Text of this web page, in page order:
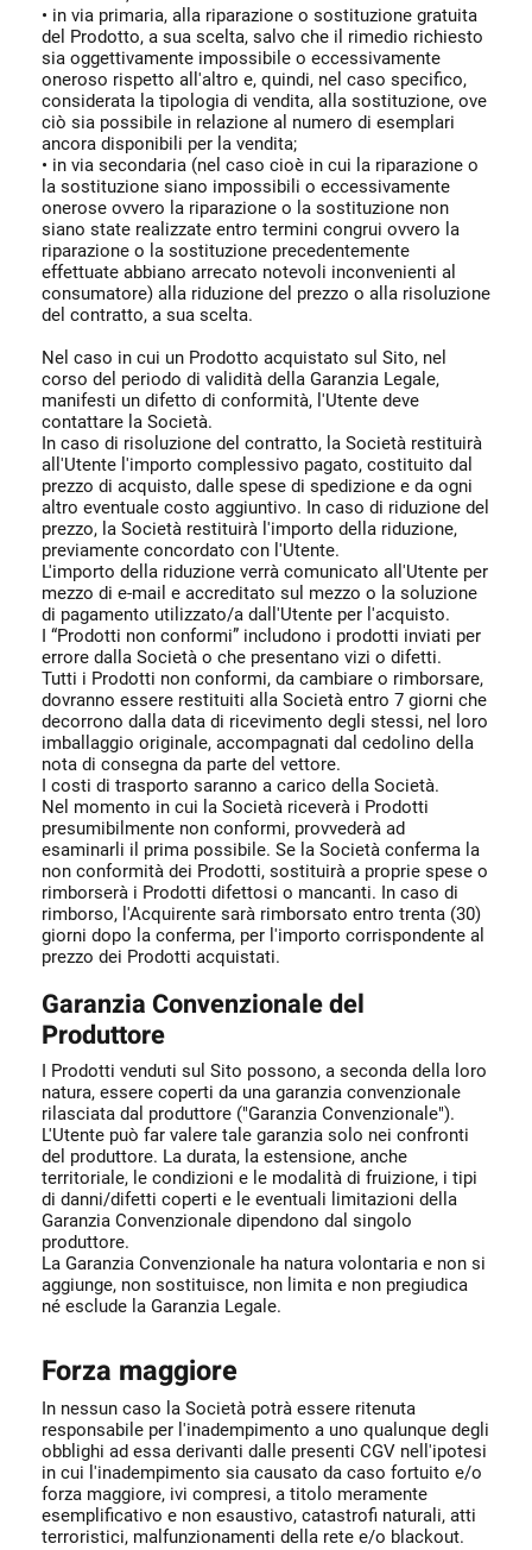
• in via primaria, alla riparazione o sostituzione gratuita
del Prodotto, a sua scelta, salvo che il rimedio richiesto
sia oggettivamente impossibile o eccessivamente
oneroso rispetto all'altro e, quindi, nel caso specifico,
considerata la tipologia di vendita, alla sostituzione, ove
ciò sia possibile in relazione al numero di esemplari
ancora disponibili per la vendita;
• in via secondaria (nel caso cioè in cui la riparazione o
la sostituzione siano impossibili o eccessivamente
onerose ovvero la riparazione o la sostituzione non
siano state realizzate entro termini congrui ovvero la
riparazione o la sostituzione precedentemente
effettuate abbiano arrecato notevoli inconvenienti al
consumatore) alla riduzione del prezzo o alla risoluzione
del contratto, a sua scelta.
Nel caso in cui un Prodotto acquistato sul Sito, nel
corso del periodo di validità della Garanzia Legale,
manifesti un difetto di conformità, l'Utente deve
contattare la Società.
In caso di risoluzione del contratto, la Società restituirà
all'Utente l'importo complessivo pagato, costituito dal
prezzo di acquisto, dalle spese di spedizione e da ogni
altro eventuale costo aggiuntivo. In caso di riduzione del
prezzo, la Società restituirà l'importo della riduzione,
previamente concordato con l'Utente.
L'importo della riduzione verrà comunicato all'Utente per
mezzo di e-mail e accreditato sul mezzo o la soluzione
di pagamento utilizzato/a dall'Utente per l'acquisto.
I “Prodotti non conformi” includono i prodotti inviati per
errore dalla Società o che presentano vizi o difetti.
Tutti i Prodotti non conformi, da cambiare o rimborsare,
dovranno essere restituiti alla Società entro 7 giorni che
decorrono dalla data di ricevimento degli stessi, nel loro
imballaggio originale, accompagnati dal cedolino della
nota di consegna da parte del vettore.
I costi di trasporto saranno a carico della Società.
Nel momento in cui la Società riceverà i Prodotti
presumibilmente non conformi, provvederà ad
esaminarli il prima possibile. Se la Società conferma la
non conformità dei Prodotti, sostituirà a proprie spese o
rimborserà i Prodotti difettosi o mancanti. In caso di
rimborso, l'Acquirente sarà rimborsato entro trenta (30)
giorni dopo la conferma, per l'importo corrispondente al
prezzo dei Prodotti acquistati.
Garanzia Convenzionale del
Produttore
I Prodotti venduti sul Sito possono, a seconda della loro
natura, essere coperti da una garanzia convenzionale
rilasciata dal produttore ("Garanzia Convenzionale").
L'Utente può far valere tale garanzia solo nei confronti
del produttore. La durata, la estensione, anche
territoriale, le condizioni e le modalità di fruizione, i tipi
di danni/difetti coperti e le eventuali limitazioni della
Garanzia Convenzionale dipendono dal singolo
produttore.
La Garanzia Convenzionale ha natura volontaria e non si
aggiunge, non sostituisce, non limita e non pregiudica
né esclude la Garanzia Legale.
Forza maggiore
In nessun caso la Società potrà essere ritenuta
responsabile per l'inadempimento a uno qualunque degli
obblighi ad essa derivanti dalle presenti CGV nell'ipotesi
in cui l'inadempimento sia causato da caso fortuito e/o
forza maggiore, ivi compresi, a titolo meramente
esemplificativo e non esaustivo, catastrofi naturali, atti
terroristici, malfunzionamenti della rete e/o blackout.